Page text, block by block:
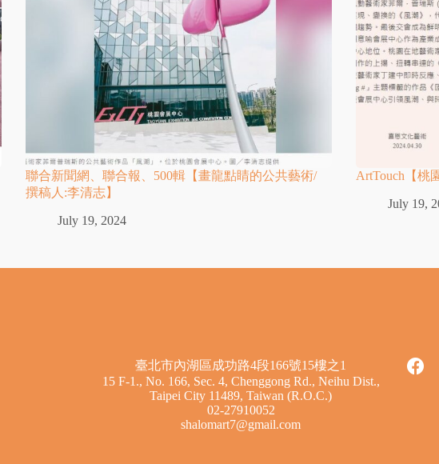
聯合新聞網、聯合報、500輯【畫龍點睛的公共藝術/
撰稿人:李清志】
July 19, 2024
ArtTouch【桃
July 19,
臺北市內湖區成功路4段166號15樓之1
15 F-1., No. 166, Sec. 4, Chenggong Rd., Neihu Dist.,
Taipei City 11489, Taiwan (R.O.C.)
02-27910052
shalomart7@gmail.com